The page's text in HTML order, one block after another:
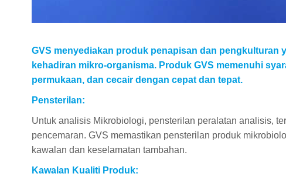
GVS menyediakan produk penapisan dan
kehadiran mikro-organisma. Produk GVS memenuhi
permukaan, dan cecair dengan cepat dan tepat.
Pensterilan:
Untuk analisis Mikrobiologi, pensterilan peralatan analisis,
pencemaran. GVS memastikan pensterilan produk
kawalan dan keselamatan tambahan.
Kawalan Kualiti Produk: